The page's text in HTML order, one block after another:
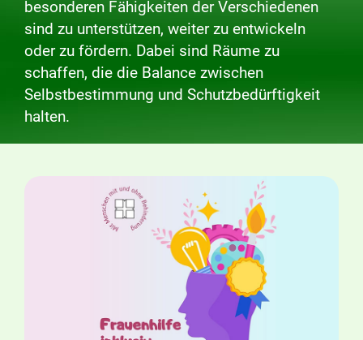
besonderen Fähigkeiten der Verschiedenen
sind zu unterstützen, weiter zu entwickeln
oder zu fördern. Dabei sind Räume zu
schaffen, die die Balance zwischen
Selbstbestimmung und Schutzbedürftigkeit
halten.